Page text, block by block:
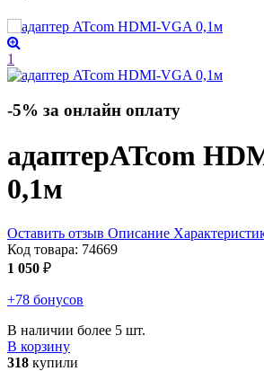
1
-5% за онлайн оплату
адаптерATcom
0,1м
Оставить отзыв Описание
Код товара: 74669
1 050 ₽
+78 бонусов
В наличии более 5 шт.
В корзину
318 купили